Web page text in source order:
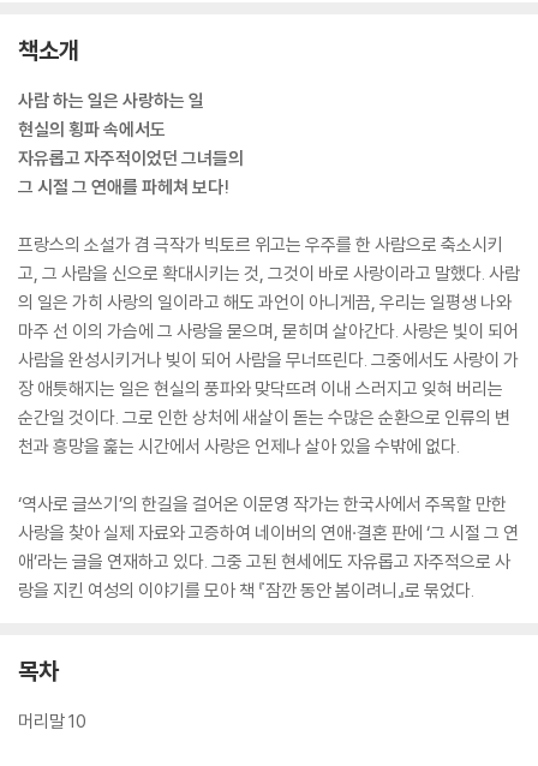
책소개
사람 하는 일은 사랑하는 일
현실의 횡파 속에서도
자유롭고 자주적이었던 그녀들의
그 시절 그 연애를 파헤쳐 보다!
프랑스의 소설가 겸 극작가 빅토르 위고는 우주를 한 사람으로 축소시키
고, 그 사람을 신으로 확대시키는 것, 그것이 바로 사랑이라고 말했다. 사람
의 일은 가히 사랑의 일이라고 해도 과언이 아니게끔, 우리는 일평생 나와
마주 선 이의 가슴에 그 사랑을 묻으며, 묻히며 살아간다. 사랑은 빛이 되어
사람을 완성시키거나 빚이 되어 사람을 무너뜨린다. 그중에서도 사랑이 가
장 애틋해지는 일은 현실의 풍파와 맞닥뜨려 이내 스러지고 잊혀 버리는
순간일 것이다. 그로 인한 상처에 새살이 돋는 수많은 순환으로 인류의 변
천과 흥망을 훑는 시간에서 사랑은 언제나 살아 있을 수밖에 없다.
‘역사로 글쓰기’의 한길을 걸어온 이문영 작가는 한국사에서 주목할 만한
사랑을 찾아 실제 자료와 고증하여 네이버의 연애·결혼 판에 ‘그 시절 그 연
애’라는 글을 연재하고 있다. 그중 고된 현세에도 자유롭고 자주적으로 사
랑을 지킨 여성의 이야기를 모아 책 『잠깐 동안 봄이려니』로 묶었다.
목차
머리말 10